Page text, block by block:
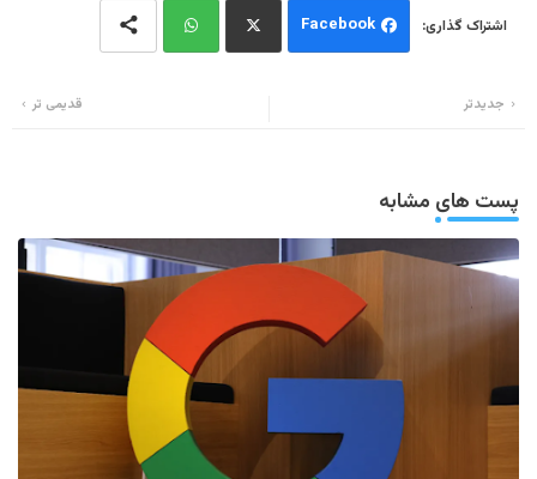
Facebook
جدیدتر قدیمی تر
پست های مشابه